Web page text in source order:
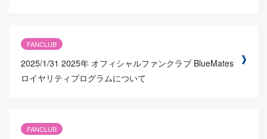
FANCLUB
2025/1/31 2025年 オフィシャルファンクラブ BlueMates
ロイヤリティプログラムについて
FANCLUB